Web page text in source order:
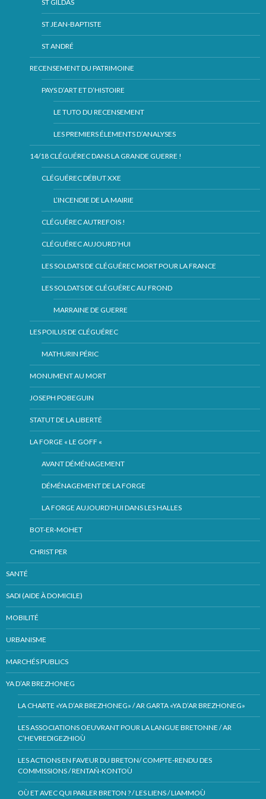
ST GILDAS
ST JEAN-BAPTISTE
ST ANDRÉ
RECENSEMENT DU PATRIMOINE
PAYS D’ART ET D’HISTOIRE
LE TUTO DU RECENSEMENT
LES PREMIERS ÉLEMENTS D’ANALYSES
14/18 CLÉGUÉREC DANS LA GRANDE GUERRE !
CLÉGUÉREC DÉBUT XXE
L’INCENDIE DE LA MAIRIE
CLÉGUÉREC AUTREFOIS !
CLÉGUÉREC AUJOURD’HUI
LES SOLDATS DE CLÉGUÉREC MORT POUR LA FRANCE
LES SOLDATS DE CLÉGUÉREC AU FROND
MARRAINE DE GUERRE
LES POILUS DE CLÉGUÉREC
MATHURIN PÉRIC
MONUMENT AU MORT
JOSEPH POBEGUIN
STATUT DE LA LIBERTÉ
LA FORGE « LE GOFF «
AVANT DÉMÉNAGEMENT
DÉMÉNAGEMENT DE LA FORGE
LA FORGE AUJOURD’HUI DANS LES HALLES
BOT-ER-MOHET
CHRIST PER
SANTÉ
SADI (AIDE À DOMICILE)
MOBILITÉ
URBANISME
MARCHÉS PUBLICS
YA D’AR BREZHONEG
LA CHARTE «YA D’AR BREZHONEG» / AR GARTA «YA D’AR BREZHONEG»
LES ASSOCIATIONS OEUVRANT POUR LA LANGUE BRETONNE / AR
C’HEVREDIGEZHIOÙ
LES ACTIONS EN FAVEUR DU BRETON/ COMPTE-RENDU DES
COMMISSIONS / RENTAÑ-KONTOÙ
OÙ ET AVEC QUI PARLER BRETON ? / LES LIENS / LIAMMOÙ